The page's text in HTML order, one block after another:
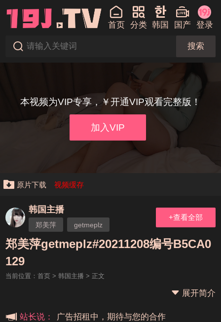
首页 分类 韩国 国产 登录
搜索
本视频为VIP专享，￥开通VIP观看完整版！
加入VIP
原片下载 视频缓存
韩国主播
郑美萍 getmeplz
+查看全部
郑美萍getmeplz#20211208编号B5CA0
129
当前位置： 首页> 韩国主播 > 正文
展开简介
站长说：
本站大事件(19j网站发展历程)
广告招租中，期待与您的合作